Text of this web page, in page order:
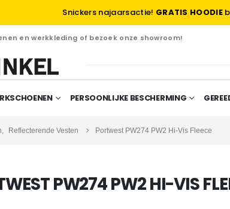
Snickers najaarsactie! GRATIS HOODIE
en werkkleding of bezoek onze showroom!
PERSOONLIJKE BESCHERMING
, Reflecterende Vesten Portwest PW274 PW2 Hi-Vis Fleece
PW274 PW2 HI-VIS